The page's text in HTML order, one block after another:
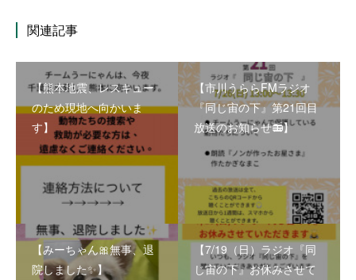
関連記事
【熊本地震、レスキュー
のため現地へ向かいま
す】
【市川うららFMラジオ
『同じ宙の下』第21回目
放送のお知らせ📻】
【みーちゃん🎀無事、退
院しました✨】
【7/19（日）ラジオ『同
じ宙の下』お休みさせて